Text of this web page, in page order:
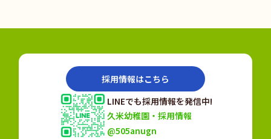
採用情報はこちら
LINEでも採用情報を発信中!
久米幼稚園・採用情報
@505anugn